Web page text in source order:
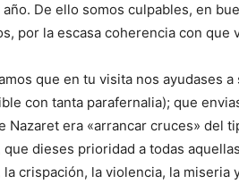
De ello somos culpables, en
por la escasa coherencia con que
que en tu visita nos ayudases
con tanta parafernalia); que
Nazaret era «arrancar cruces» del
que dieses prioridad a todas
la crispación, la violencia, la miseria